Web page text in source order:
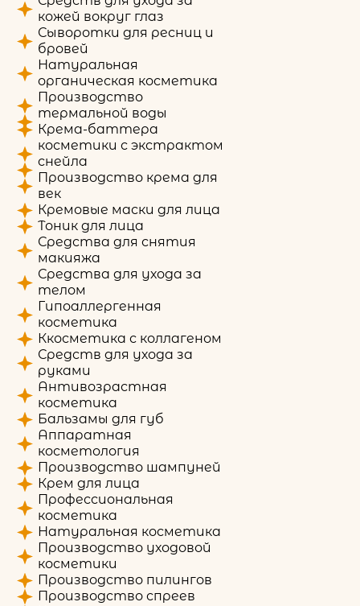
кожей вокруг глаз
Сыворотки для ресниц и
бровей
Натуральная
органическая косметика
Производство
термальной воды
Крема-баттера
косметики с экстрактом
снейла
Производство крема для
век
Кремовые маски для лица
Тоник для лица
Средства для снятия
макияжа
Средства для ухода за
телом
Гипоаллергенная
косметика
Ккосметика с коллагеном
Средств для ухода за
руками
Антивозрастная
косметика
Бальзамы для губ
Аппаратная
косметология
Производство шампуней
Крем для лица
Профессиональная
косметика
Натуральная косметика
Производство уходовой
косметики
Производство пилингов
Производство спреев